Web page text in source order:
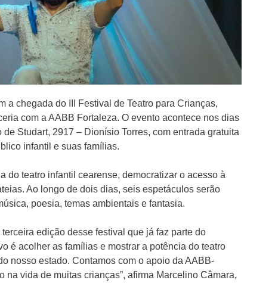
a chegada do III Festival de Teatro para Crianças,
com a AABB Fortaleza. O evento acontece nos dias
Studart, 2917 – Dionísio Torres, com entrada gratuita
infantil e suas famílias.
do teatro infantil cearense, democratizar o acesso à
Ao longo de dois dias, seis espetáculos serão
poesia, temas ambientais e fantasia.
edição desse festival que já faz parte do
é acolher as famílias e mostrar a potência do teatro
nosso estado. Contamos com o apoio da AABB-
na vida de muitas crianças”, afirma Marcelino Câmara,